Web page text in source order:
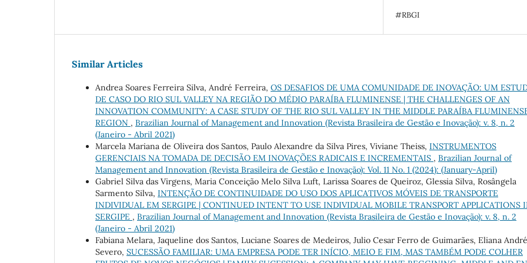
#RBGI
Similar Articles
Andrea Soares Ferreira Silva, André Ferreira, OS DESAFIOS DE UMA COMUNIDADE DE INOVAÇÃO: UM
DE CASO DO RIO SUL VALLEY NA REGIÃO DO MÉDIO PARAÍBA FLUMINENSE | THE CHALLENGES OF AN
INNOVATION COMMUNITY: A CASE STUDY OF THE RIO SUL VALLEY IN THE MIDDLE PARAÍBA
REGION , Brazilian Journal of Management and Innovation (Revista Brasileira de Gestão e Inovação): v. 8, n. 2
(Janeiro - Abril 2021)
Marcela Mariana de Oliveira dos Santos, Paulo Alexandre da Silva Pires, Viviane Theiss, INSTRUMENTOS
GERENCIAIS NA TOMADA DE DECISÃO EM INOVAÇÕES RADICAIS E INCREMENTAIS , Brazilian Journal of
Management and Innovation (Revista Brasileira de Gestão e Inovação): Vol. 11 No. 1 (2024): (January-April)
Gabriel Silva das Virgens, Maria Conceição Melo Silva Luft, Larissa Soares de Queiroz, Glessia Silva, Rosângela
Sarmento Silva, INTENÇÃO DE CONTINUIDADE DO USO DOS APLICATIVOS MÓVEIS DE TRANSPORTE
INDIVIDUAL EM SERGIPE | CONTINUED INTENT TO USE INDIVIDUAL MOBILE TRANSPORT APPLICATIONS
SERGIPE , Brazilian Journal of Management and Innovation (Revista Brasileira de Gestão e Inovação): v. 8, n. 2
(Janeiro - Abril 2021)
Fabiana Melara, Jaqueline dos Santos, Luciane Soares de Medeiros, Julio Cesar Ferro de Guimarães, Eliana
Severo, SUCESSÃO FAMILIAR: UMA EMPRESA PODE TER INÍCIO, MEIO E FIM, MAS TAMBÉM PODE COLHER